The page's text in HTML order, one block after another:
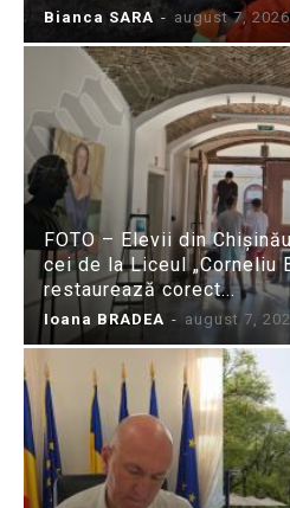
Bianca SARA - august 7, 2026
FOTO – Elevii din
cei de la Liceul „Corneliu
restaurează corect...
Ioana BRADEA - august 7,